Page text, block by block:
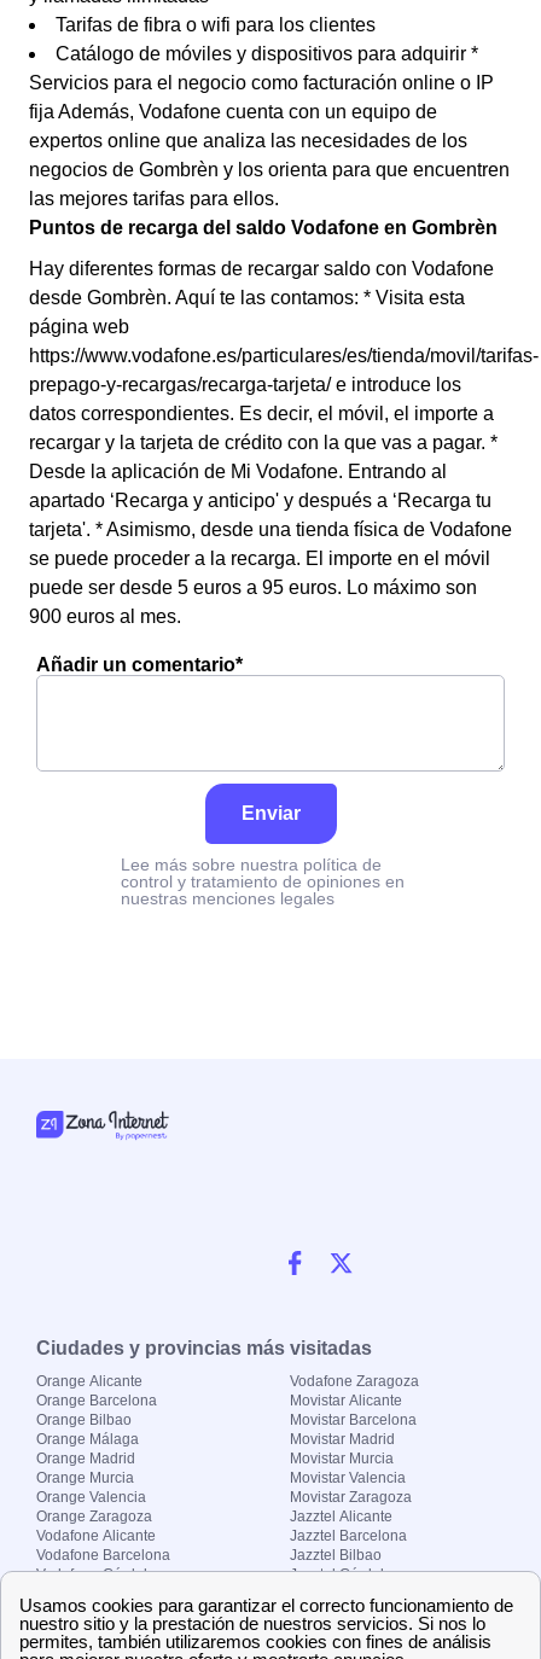
Tarifas de fibra o wifi para los clientes
Catálogo de móviles y dispositivos para adquirir *
Servicios para el negocio como facturación online o IP
fija Además, Vodafone cuenta con un equipo de
expertos online que analiza las necesidades de los
negocios de Gombrèn y los orienta para que encuentren
las mejores tarifas para ellos.
Puntos de recarga del saldo Vodafone en Gombrèn
Hay diferentes formas de recargar saldo con Vodafone
desde Gombrèn. Aquí te las contamos: * Visita esta
página web
https://www.vodafone.es/particulares/es/tienda/movil/tarifas-
prepago-y-recargas/recarga-tarjeta/ e introduce los
datos correspondientes. Es decir, el móvil, el importe a
recargar y la tarjeta de crédito con la que vas a pagar. *
Desde la aplicación de Mi Vodafone. Entrando al
apartado ‘Recarga y anticipo' y después a ‘Recarga tu
tarjeta'. * Asimismo, desde una tienda física de Vodafone
se puede proceder a la recarga. El importe en el móvil
puede ser desde 5 euros a 95 euros. Lo máximo son
900 euros al mes.
Añadir un comentario*
Enviar
Lee más sobre nuestra política de
control y tratamiento de opiniones en
nuestras menciones legales
Ciudades y provincias más visitadas
Orange Alicante
Orange Barcelona
Orange Bilbao
Orange Málaga
Orange Madrid
Orange Murcia
Orange Valencia
Orange Zaragoza
Vodafone Alicante
Vodafone Barcelona
Vodafone Córdoba
Vodafone Madrid
Vodafone Murcia
Vodafone Valencia
Vodafone Zaragoza
Movistar Alicante
Movistar Barcelona
Movistar Madrid
Movistar Murcia
Movistar Valencia
Movistar Zaragoza
Jazztel Alicante
Jazztel Barcelona
Jazztel Bilbao
Jazztel Córdoba
Jazztel Málaga
Jazztel Valencia
Jazztel Zaragoza